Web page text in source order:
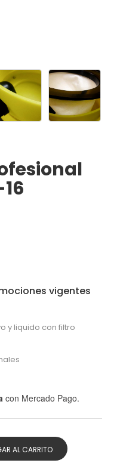
vigentes
y liquido con filtro
con Mercado Pago.
AL CARRITO